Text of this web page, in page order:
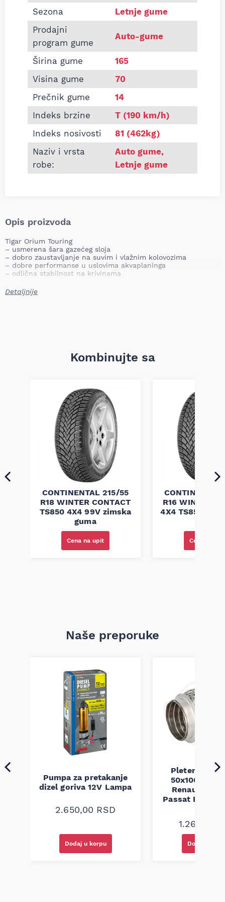
Sezona
Letnje gume
Prodajni
program gume
Auto-gume
Širina gume
165
Visina gume
70
Prečnik gume
14
Indeks brzine
T (190 km/h)
Indeks nosivosti
81 (462kg)
Naziv i vrsta
robe:
Auto gume,
Letnje gume
Opis proizvoda
Tigar Orium Touring
– usmerena šara gazećeg sloja
– dobro zaustavljanje na suvim i vlažnim kolovozima
– dobre performanse u uslovima akvaplaninga
– odlična stabilnost na krivinama
Detaljnije
Kombinujte sa
CONTINENTAL 215/55
R18 WINTER CONTACT
TS850 4X4 99V zimska
guma
Cena na upit
R16 WINTER
4X4 TS850
Cena na
Naše preporuke
Pumpa za pretakanje
dizel goriva 12V Lampa
2.650,00 RSD
Dodaj u korpu
Pletenica
50x100 Audi
Renault
Passat B5
1.260,00
Dodaj u